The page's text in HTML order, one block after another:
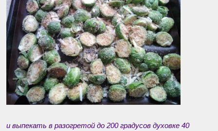
и выпекать в разогретой до 200 градусов духовке 40